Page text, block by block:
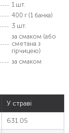
1 шт.
400 г (1 банка)
3 шт.
за смаком (або
сметана з
гірчицею)
за смаком
У страві
631.05